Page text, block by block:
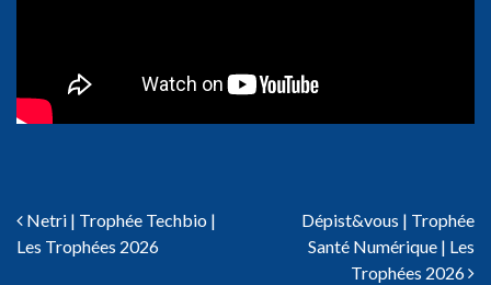
Navigation des articles
Netri | Trophée Techbio |
Les Trophées 2026
Dépist&vous | Trophée
Santé Numérique | Les
Trophées 2026